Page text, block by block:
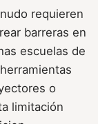
requieren
barreras en
escuelas de
o
limitación